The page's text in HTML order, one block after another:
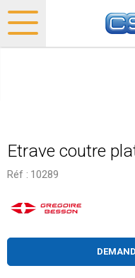
Etrave coutre
Réf : 10289